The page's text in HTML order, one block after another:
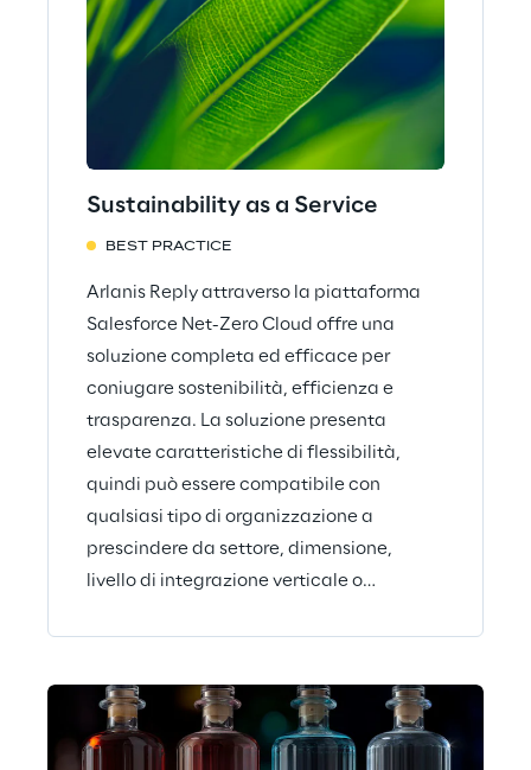
Sustainability as a Service
BEST PRACTICE
Arlanis Reply attraverso la piattaforma
Salesforce Net-Zero Cloud offre una
soluzione completa ed efficace per
coniugare sostenibilità, efficienza e
trasparenza. La soluzione presenta
elevate caratteristiche di flessibilità,
quindi può essere compatibile con
qualsiasi tipo di organizzazione a
prescindere da settore, dimensione,
livello di integrazione verticale o